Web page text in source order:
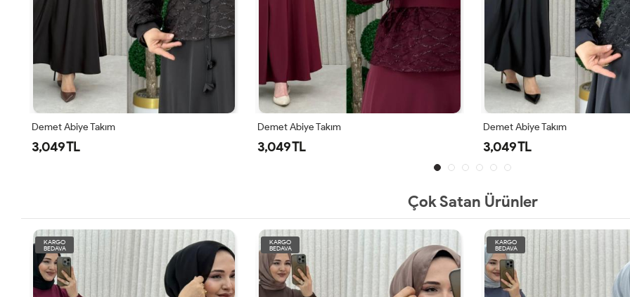
Demet Abiye Takım
3,049 TL
Demet Abiye Takım
3,049 TL
Demet Abiye Takım
3,049 TL
Çok Satan Ürünler
KARGO
BEDAVA
KARGO
BEDAVA
KARGO
BEDAVA